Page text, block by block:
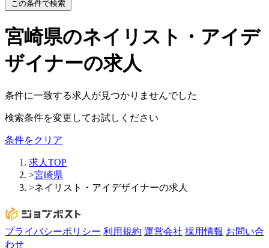
この条件で検索
宮崎県のネイリスト・アイデ
ザイナーの求人
条件に一致する求人が見つかりませんでした
検索条件を変更してお試しください
条件をクリア
求人TOP
>宮崎県
>ネイリスト・アイデザイナーの求人
プライバシーポリシー 利用規約 運営会社 採用情報 お問い合
わせ